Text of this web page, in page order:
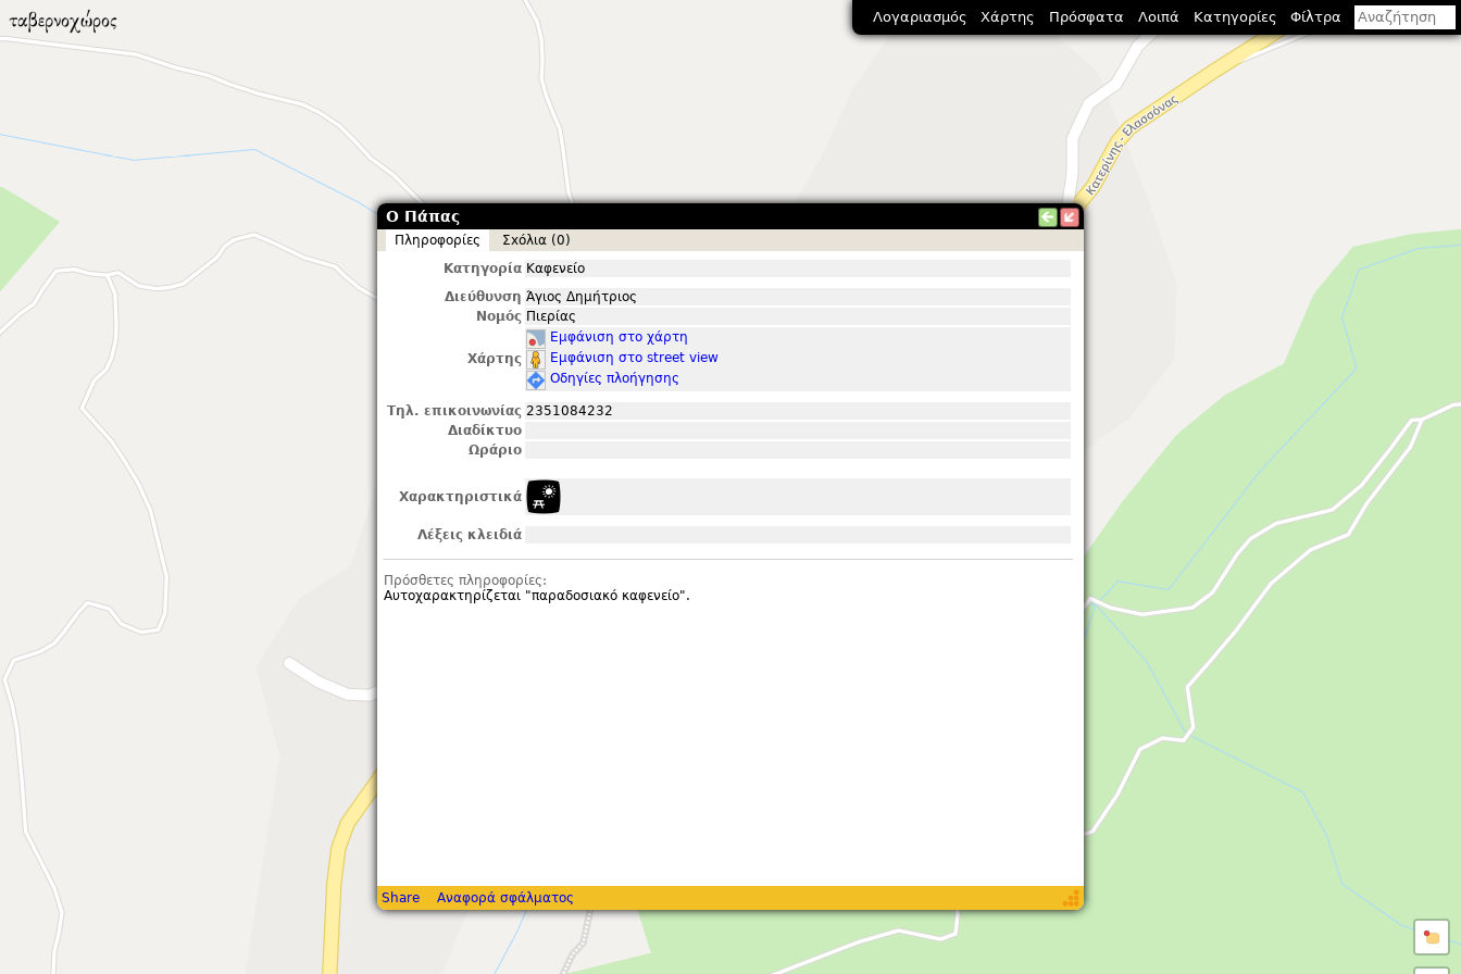
Ο Πάπας
Πληροφορίες
Σxόλια (0)
Κατηγορία Καφενείο
Διεύθυνση Άγιος Δημήτριος
Νομός Πιερίας
Χάρτης
Εμφάνιση στο χάρτη
Εμφάνιση στο street view
Οδηγίες πλοήγησης
Τηλ. επικοινωνίας 2351084232
Διαδίκτυο
Ωράριο
Χαρακτηριστικά
Λέξεις κλειδιά
Πρόσθετες πληροφορίες:
Αυτοχαρακτηρίζεται "παραδοσιακό καφενείο".
Share Αναφορά σφάλματος
Λογαριασμός Χάρτης Πρόσφατα Λοιπά Κατηγορίες Φίλτρα